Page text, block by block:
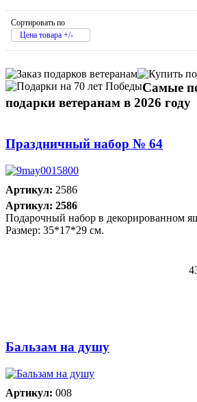
Сортировать по
Цена товара +/-
Самые
подарки ветеранам в 2026 году
Праздничный набор № 64
Артикул: 2586
Артикул: 2586
Подарочный набор в декорированном
Размер: 35*17*29 см.
Бальзам на душу
Артикул: 008